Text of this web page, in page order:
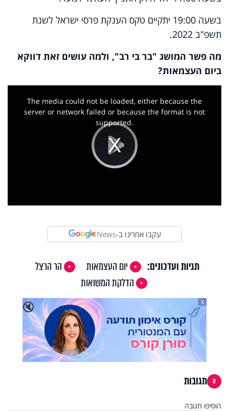
בשעה 19:00 יתקיים טקס הענקת פרסי ישראל לשנת
תשפ"ב 2022.
מה פשר המושג "בר בי רב", ולמה עושים זאת דווקא
ביום העצמאות?
Play
Video
This
The media could not be loaded, either because the
server or network failed or because the format is not
supported.
עקבו אחרינו ב-News
תגיות ועדכונים: יום העצמאות
הר הרצל
הדלקת המשואות
🔇
X
0 תגובות
הוסיפו תגובה